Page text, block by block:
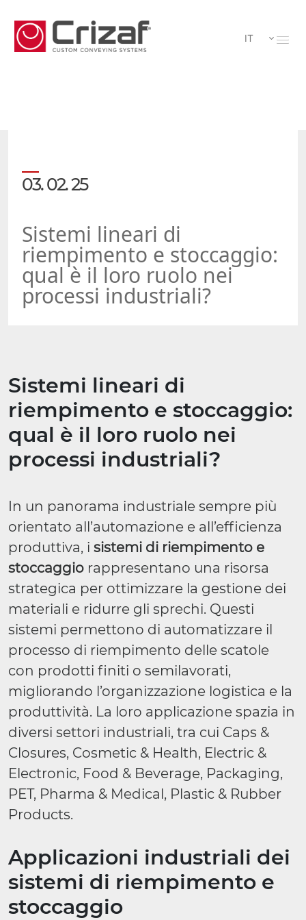
IT
03. 02. 25
Sistemi lineari di
riempimento e stoccaggio:
qual è il loro ruolo nei
processi industriali?
Sistemi lineari di
riempimento e stoccaggio:
qual è il loro ruolo nei
processi industriali?
In un panorama industriale sempre più
orientato all’automazione e all’efficienza
produttiva, i sistemi di riempimento e
stoccaggio rappresentano una risorsa
strategica per ottimizzare la gestione dei
materiali e ridurre gli sprechi. Questi
sistemi permettono di automatizzare il
processo di riempimento delle scatole
con prodotti finiti o semilavorati,
migliorando l’organizzazione logistica e la
produttività. La loro applicazione spazia in
diversi settori industriali, tra cui Caps &
Closures, Cosmetic & Health, Electric &
Electronic, Food & Beverage, Packaging,
PET, Pharma & Medical, Plastic & Rubber
Products.
Applicazioni industriali dei
sistemi di riempimento e
stoccaggio